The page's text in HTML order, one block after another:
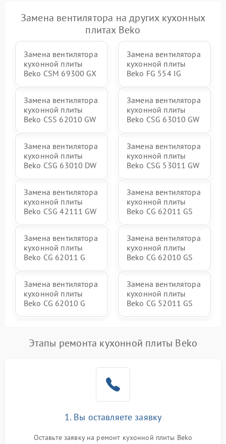
Замена вентилятора на других кухонных
плитах Beko
Замена вентилятора
кухонной плиты
Beko CSM 69300 GX
Замена вентилятора
кухонной плиты
Beko FG 554 IG
Замена вентилятора
кухонной плиты
Beko CSS 62010 GW
Замена вентилятора
кухонной плиты
Beko CSG 63010 GW
Замена вентилятора
кухонной плиты
Beko CSG 63010 DW
Замена вентилятора
кухонной плиты
Beko CSG 53011 GW
Замена вентилятора
кухонной плиты
Beko CSG 42111 GW
Замена вентилятора
кухонной плиты
Beko CG 62011 GS
Замена вентилятора
кухонной плиты
Beko CG 62011 G
Замена вентилятора
кухонной плиты
Beko CG 62010 GS
Замена вентилятора
кухонной плиты
Beko CG 62010 G
Замена вентилятора
кухонной плиты
Beko CG 52011 GS
Этапы ремонта кухонной плиты Beko
1. Вы оставляете заявку
Оставьте заявку на ремонт кухонной плиты Beko